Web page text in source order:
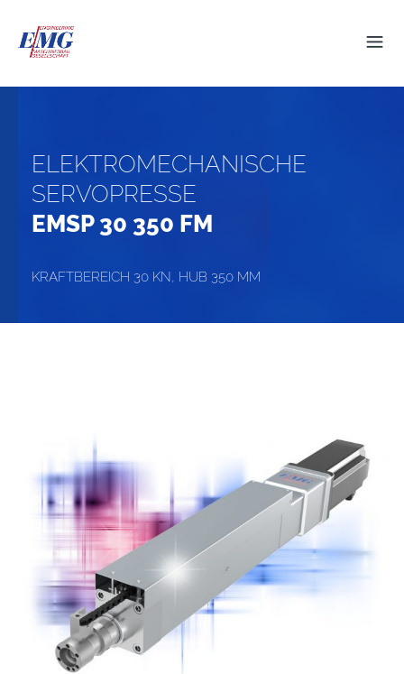
ELEKTROMECHANISCHE
SERVOPRESSE
EMSP 30 350 FM
KRAFTBEREICH 30 KN, HUB 350 MM